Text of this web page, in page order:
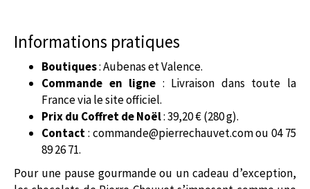
Informations pratiques
Boutiques: Aubenas et Valence.
Commande en ligne : Livraison dans toute la
France via le site officiel.
Prix du Coffret de Noël: 39,20 € (280 g).
Contact: commande@pierrechauvet.comou 04 75
89 26 71.
Pour une pause gourmande ou un cadeau d’exception,